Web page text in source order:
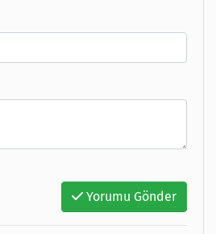
Yorumu Gönder